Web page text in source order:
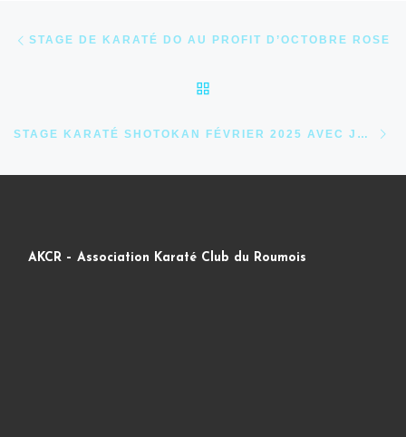
STAGE DE KARATÉ DO AU PROFIT D’OCTOBRE ROSE
STAGE KARATÉ SHOTOKAN FÉVRIER 2025 AVEC JP LAVORATO
AKCR – Association Karaté Club du Roumois